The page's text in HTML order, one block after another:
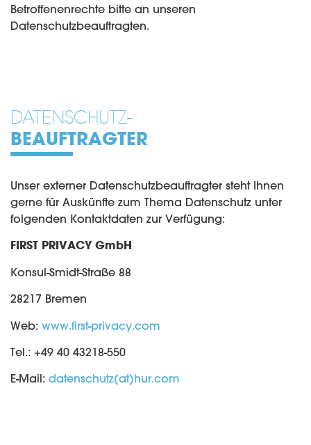
Betroffenenrechte bitte an unseren
Datenschutzbeauftragten.
DATENSCHUTZ-
BEAUFTRAGTER
Unser externer Datenschutzbeauftragter steht Ihnen
gerne für Auskünfte zum Thema Datenschutz unter
folgenden Kontaktdaten zur Verfügung:
FIRST PRIVACY GmbH
Konsul-Smidt-Straße 88
28217 Bremen
Web: www.first-privacy.com
Tel.: +49 40 43218-550
E-Mail: datenschutz(at)hur.com